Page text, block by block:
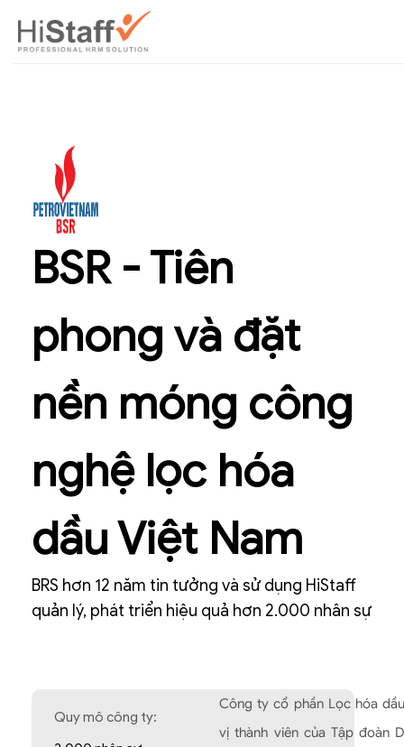
BSR - Tiên
phong và đặt
nền móng công
nghệ lọc hóa
dầu Việt Nam
BRS hơn 12 năm tin tưởng và sử dụng HiStaff
quản lý, phát triển hiệu quả hơn 2.000 nhân sự
Quy mô công ty:
Công ty cổ phần Lọc hóa
vị thành viên của Tập đoàn